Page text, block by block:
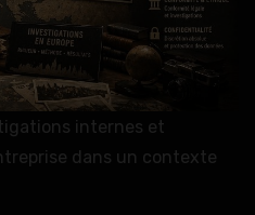
internes et
dans un contexte